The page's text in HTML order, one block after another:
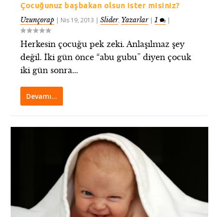
Çocuğunuz başbakan olsun ister misiniz?
Uzunçorap | Nis 19, 2013 |Slider, Yazarlar|1 |
Herkesin çocuğu pek zeki. Anlaşılmaz şey
değil. İki gün önce “abu gubu” diyen çocuk
iki gün sonra...
Devamı…